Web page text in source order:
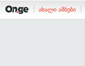
ახალი ამბები